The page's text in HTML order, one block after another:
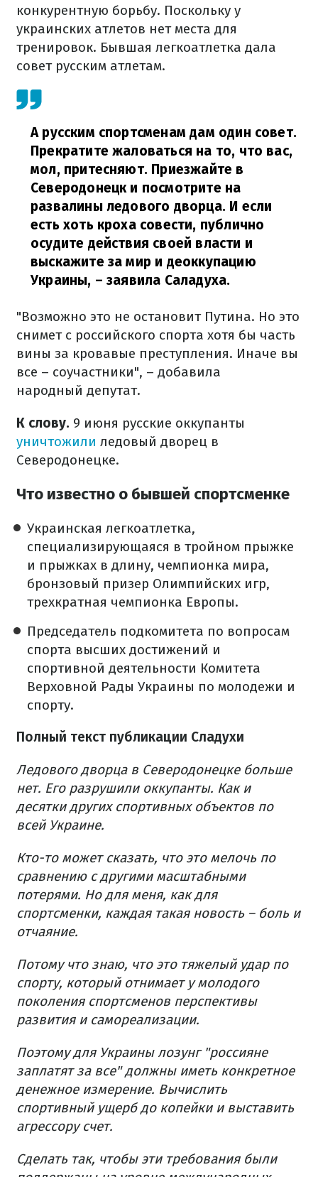
конкурентную борьбу. Поскольку у
украинских атлетов нет места для
тренировок. Бывшая легкоатлетка дала
совет русским атлетам.
А русским спортсменам дам один совет.
Прекратите жаловаться на то, что вас,
мол, притесняют. Приезжайте в
Северодонецк и посмотрите на
развалины ледового дворца. И если
есть хоть кроха совести, публично
осудите действия своей власти и
выскажите за мир и деоккупацию
Украины, – заявила Саладуха.
"Возможно это не остановит Путина. Но это
снимет с российского спорта хотя бы часть
вины за кровавые преступления. Иначе вы
все – соучастники", – добавила
народный депутат.
К слову. 9 июня русские оккупанты
уничтожили ледовый дворец в
Северодонецке.
Что известно о бывшей спортсменке
Украинская легкоатлетка,
специализирующаяся в тройном прыжке
и прыжках в длину, чемпионка мира,
бронзовый призер Олимпийских игр,
трехкратная чемпионка Европы.
Председатель подкомитета по вопросам
спорта высших достижений и
спортивной деятельности Комитета
Верховной Рады Украины по молодежи и
спорту.
Полный текст публикации Сладухи
Ледового дворца в Северодонецке больше
нет. Его разрушили оккупанты. Как и
десятки других спортивных объектов по
всей Украине.
Кто-то может сказать, что это мелочь по
сравнению с другими масштабными
потерями. Но для меня, как для
спортсменки, каждая такая новость – боль и
отчаяние.
Потому что знаю, что это тяжелый удар по
спорту, который отнимает у молодого
поколения спортсменов перспективы
развития и самореализации.
Поэтому для Украины лозунг "россияне
заплатят за все" должны иметь конкретное
денежное измерение. Вычислить
спортивный ущерб до копейки и выставить
агрессору счет.
Сделать так, чтобы эти требования были